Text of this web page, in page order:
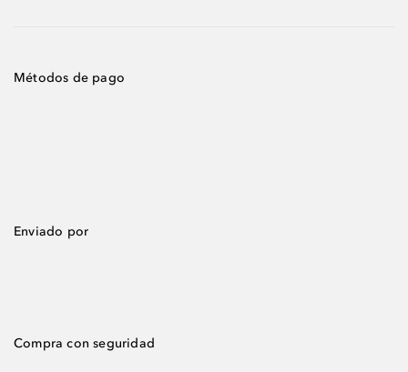
Métodos de pago
Enviado por
Compra con seguridad